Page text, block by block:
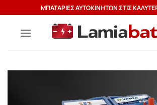
στο
περιεχόμενο
ΜΠΑΤΑΡΙΕΣ ΑΥΤΟΚΙΝΗΤΩΝ ΣΤΙΣ